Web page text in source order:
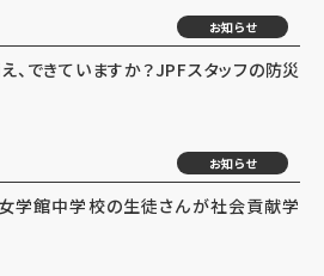
お知らせ
、できていますか？JPFスタッフの防災
お知らせ
女学館中学校の生徒さんが社会貢献学